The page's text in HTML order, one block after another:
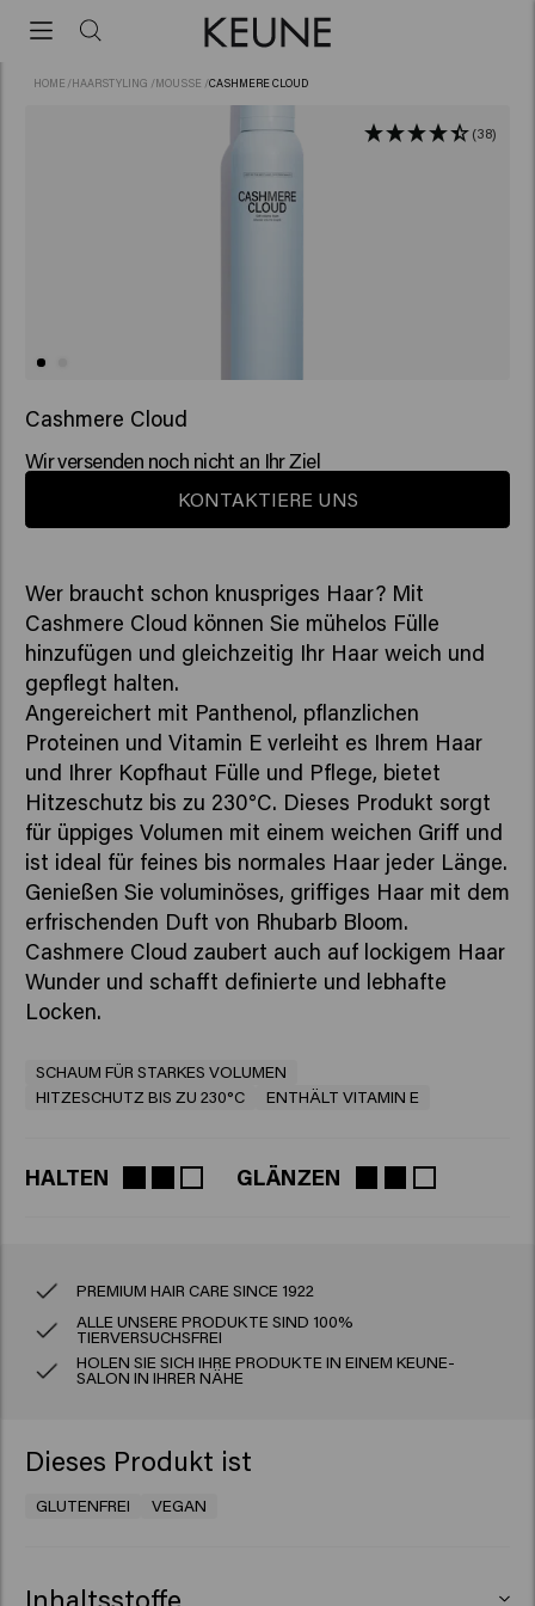
HOME /HAARSTYLING /MOUSSE /CASHMERE CLOUD
(38)
Cashmere Cloud
Wir versenden noch nicht an Ihr Ziel
KONTAKTIERE UNS
Wer braucht schon knuspriges Haar? Mit
Cashmere Cloud können Sie mühelos Fülle
hinzufügen und gleichzeitig Ihr Haar weich und
gepflegt halten.
Angereichert mit Panthenol, pflanzlichen
Proteinen und Vitamin E verleiht es Ihrem Haar
und Ihrer Kopfhaut Fülle und Pflege, bietet
Hitzeschutz bis zu 230°C. Dieses Produkt sorgt
für üppiges Volumen mit einem weichen Griff und
ist ideal für feines bis normales Haar jeder Länge.
Genießen Sie voluminöses, griffiges Haar mit dem
erfrischenden Duft von Rhubarb Bloom.
Cashmere Cloud zaubert auch auf lockigem Haar
Wunder und schafft definierte und lebhafte
Locken.
SCHAUM FÜR STARKES VOLUMEN
HITZESCHUTZ BIS ZU 230°C
ENTHÄLT VITAMIN E
HALTEN GLÄNZEN
PREMIUM HAIR CARE SINCE 1922
ALLE UNSERE PRODUKTE SIND 100%
TIERVERSUCHSFREI
HOLEN SIE SICH IHRE PRODUKTE IN EINEM KEUNE-
SALON IN IHRER NÄHE
Dieses Produkt ist
GLUTENFREI VEGAN
Inhaltsstoffe